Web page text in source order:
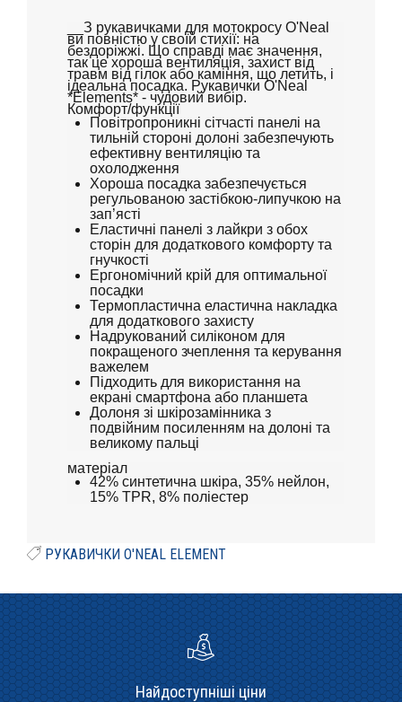
__З рукавичками для мотокросу O'Neal
ви повністю у своїй стихії: на
бездоріжжі. Що справді має значення,
так це хороша вентиляція, захист від
травм від гілок або каміння, що летить, і
ідеальна посадка. Рукавички O'Neal
*Elements* - чудовий вибір.
Комфорт/функції
Повітропроникні сітчасті панелі на
тильній стороні долоні забезпечують
ефективну вентиляцію та
охолодження
Хороша посадка забезпечується
регульованою застібкою-липучкою на
зап’ясті
Еластичні панелі з лайкри з обох
сторін для додаткового комфорту та
гнучкості
Ергономічний крій для оптимальної
посадки
Термопластична еластична накладка
для додаткового захисту
Надрукований силіконом для
покращеного зчеплення та керування
важелем
Підходить для використання на
екрані смартфона або планшета
Долоня зі шкірозамінника з
подвійним посиленням на долоні та
великому пальці
матеріал
42% синтетична шкіра, 35% нейлон,
15% TPR, 8% поліестер
РУКАВИЧКИ O'NEAL ELEMENT
Найдоступніші ціни